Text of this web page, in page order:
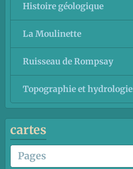
Histoire géologique
La Moulinette
Ruisseau de Rompsay
Topographie et hydrologie
cartes